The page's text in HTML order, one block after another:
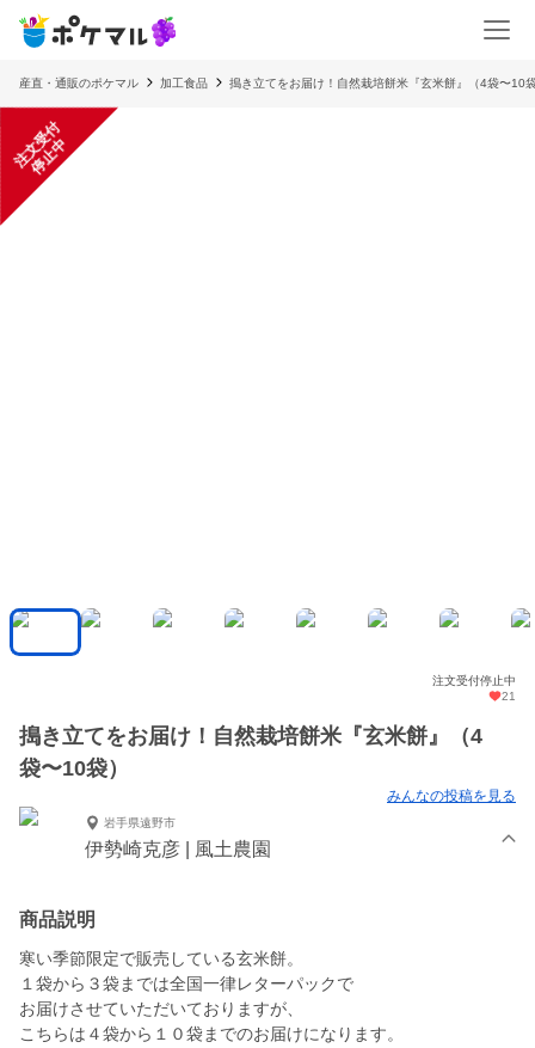
産直・通販のポケマル 加工食品 搗き立てをお届け！自然栽培餅米『玄米餅』（4袋〜10
注
文
受
付
停
止
中
注文受付停止中
21
搗き立てをお届け！自然栽培餅米『玄米餅』（4
袋〜10袋）
みんなの投稿を見る
岩手県遠野市
伊勢崎克彦 | 風土農園
商品説明
寒い季節限定で販売している玄米餅。
１袋から３袋までは全国一律レターパックで
お届けさせていただいておりますが、
こちらは４袋から１０袋までのお届けになります。